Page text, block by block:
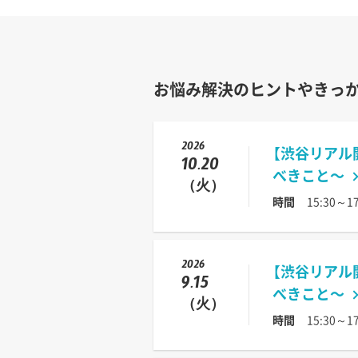
お悩み解決のヒントやきっ
2026
10.20
（火）
【渋谷リア
べきこと〜
時間 15:30～
2026
9.15
（火）
【渋谷リア
べきこと〜
時間 15:30～